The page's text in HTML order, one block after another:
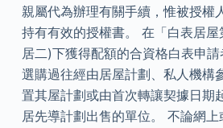
親屬代為辦理有關手續，惟被授權
持有有效的授權書。 在「白表居
居二)下獲得配額的合資格白表申
選購過往經由居屋計劃、私人機構
置其屋計劃或由首次轉讓契據日期
居先導計劃出售的單位。 不論網